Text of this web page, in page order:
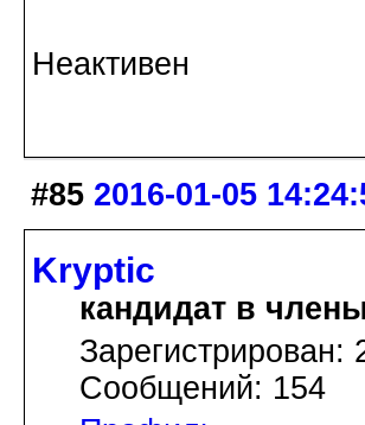
Неактивен
#85 2016-01-05
Kryptic
кандидат в
Зарегистрирован:
Сообщений: 154